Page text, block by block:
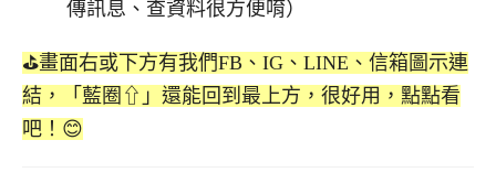
傳訊息、查資料很方便唷）
⛳️畫面右或下方有我們FB、IG、LINE、信箱圖示連
結，「藍圈⇧」還能回到最上方，很好用，點點看
吧！😊